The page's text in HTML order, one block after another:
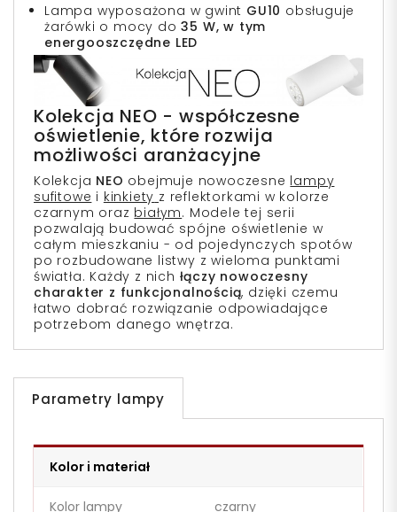
Lampa wyposażona w gwint GU10 obsługuje
żarówki o mocy do35 W, w tym
energooszczędne LED
Kolekcja NEO - współczesne
oświetlenie, które rozwija
możliwości aranżacyjne
Kolekcja NEO obejmuje nowoczesne lampy
sufitowe i kinkiety z reflektorkami w kolorze
czarnym oraz białym. Modele tej serii
pozwalają budować spójne oświetlenie w
całym mieszkaniu - od pojedynczych spotów
po rozbudowane listwy z wieloma punktami
światła. Każdy z nich łączy nowoczesny
charakter z funkcjonalnością, dzięki czemu
łatwo dobrać rozwiązanie odpowiadające
potrzebom danego wnętrza.
Parametry lampy
Kolor i materiał
Kolor lampy czarny